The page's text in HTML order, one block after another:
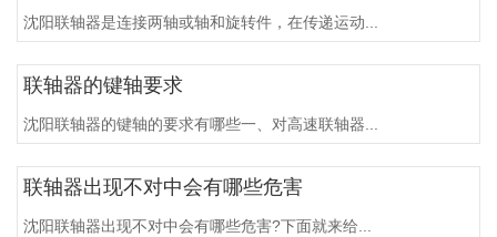
沈阳联轴器是连接两轴或轴和旋转件，在传递运动...
联轴器的键轴要求
沈阳联轴器的键轴的要求有哪些一、对高速联轴器...
联轴器出现不对中会有哪些危害
沈阳联轴器出现不对中会有哪些危害?下面就来给...